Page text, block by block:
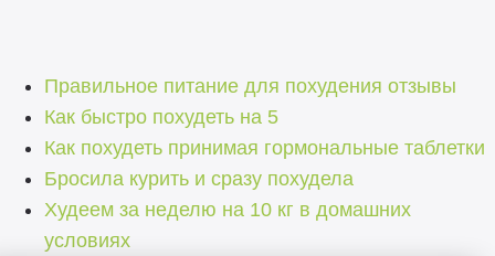
Правильное питание для похудения отзывы
Как быстро похудеть на 5
Как похудеть принимая гормональные таблетки
Бросила курить и сразу похудела
Худеем за неделю на 10 кг в домашних
условиях